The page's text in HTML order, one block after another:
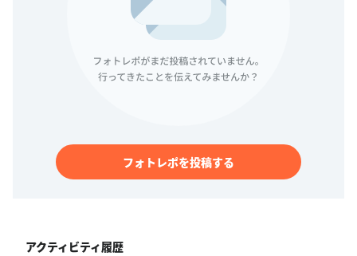
フォトレポを投稿する
アクティビティ履歴